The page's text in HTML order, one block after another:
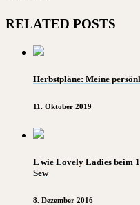
RELATED POSTS
Herbstpläne: Meine
11. Oktober 2019
L wie Lovely Ladies beim
Sew
8. Dezember 2016